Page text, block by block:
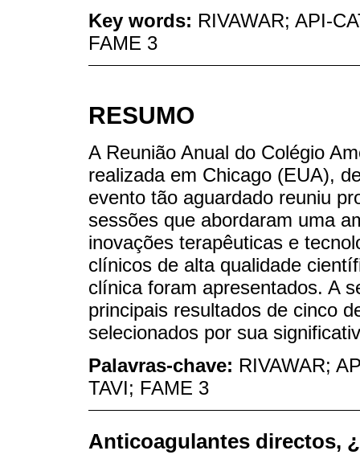
Key words: RIVAWAR; API-
FAME 3
RESUMO
A Reunião Anual do Colégio
realizada em Chicago (EUA),
evento tão aguardado reuniu
sessões que abordaram uma
inovações terapêuticas e
clínicos de alta qualidade
clínica foram apresentados. A
principais resultados de cinco
selecionados por sua
Palavras-chave: RIVAWAR;
TAVI; FAME 3
Anticoagulantes directos,